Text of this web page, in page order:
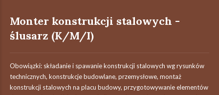
Monter konstrukcji stalowych -
ślusarz (K/M/I)
Obowiązki: składanie i spawanie konstrukcji stalowych wg rysunków
technicznych, konstrukcje budowlane, przemysłowe, montaż
konstrukcji stalowych na placu budowy, przygotowywanie elementów